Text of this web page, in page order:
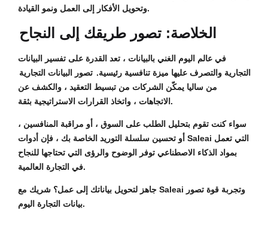
وتحويل الأفكار إلى العمل ونمو القيادة.
الخلاصة: تصور طريقك إلى النجاح
في عالم اليوم الغني بالبيانات ، تعد القدرة على تفسير البيانات
التجارية والتصرف عليها ميزة تنافسية رئيسية. تصور البيانات التجارية
من ساليا يمكّن الشركات من تبسيط التعقيد ، والكشف عن
الاتجاهات ، واتخاذ القرارات الاستراتيجية بثقة.
سواء كنت تقوم بتحليل الطلب على السوق ، أو مراقبة المنافسين ،
أو تحسين سلسلة التوريد الخاصة بك ، فإن أدوات Saleai التي تعمل
بمواد الذكاء الاصطناعي توفر الوضوح والرؤى التي تحتاجها للنجاح
في التجارة العالمية.
جاهز لتحويل بياناتك إلى عمل؟ شريك مع Saleai وتجربة قوة تصور
بيانات التجارة اليوم.